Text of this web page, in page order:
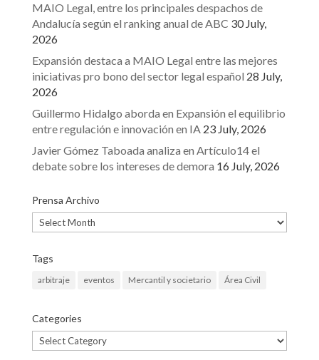
MAIO Legal, entre los principales despachos de
Andalucía según el ranking anual de ABC 30 July,
2026
Expansión destaca a MAIO Legal entre las mejores
iniciativas pro bono del sector legal español 28 July,
2026
Guillermo Hidalgo aborda en Expansión el equilibrio
entre regulación e innovación en IA 23 July, 2026
Javier Gómez Taboada analiza en Artículo14 el
debate sobre los intereses de demora 16 July, 2026
Prensa Archivo
Prensa
Archivo
Tags
arbitraje eventos Mercantil y societario Área Civil
Categories
Categories